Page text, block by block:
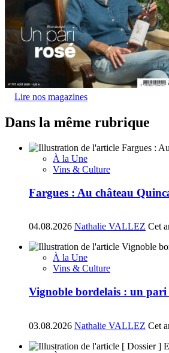
Lire nos magazines
Dans la même rubrique
À la Une
Vins & Culture
Fargues : Au château
04.08.2026 Nathalie VALLEZ Cet
À la Une
Vins & Culture
Vignoble bordelais : un pari
03.08.2026 Nathalie VALLEZ Cet